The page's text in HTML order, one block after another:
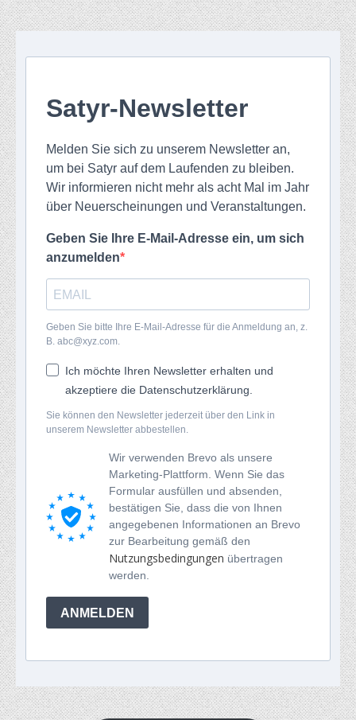
Satyr-Newsletter
Melden Sie sich zu unserem Newsletter an,
um bei Satyr auf dem Laufenden zu bleiben.
Wir informieren nicht mehr als acht Mal im Jahr
über Neuerscheinungen und Veranstaltungen.
Geben Sie Ihre E-Mail-Adresse ein, um sich
anzumelden
Geben Sie bitte Ihre E-Mail-Adresse für die Anmeldung an, z.
B. abc@xyz.com.
Ich möchte Ihren Newsletter erhalten und
akzeptiere die Datenschutzerklärung.
Sie können den Newsletter jederzeit über den Link in
unserem Newsletter abbestellen.
Wir verwenden Brevo als unsere
Marketing-Plattform. Wenn Sie das
Formular ausfüllen und absenden,
bestätigen Sie, dass die von Ihnen
angegebenen Informationen an Brevo
zur Bearbeitung gemäß den
Nutzungsbedingungen übertragen
werden.
ANMELDEN